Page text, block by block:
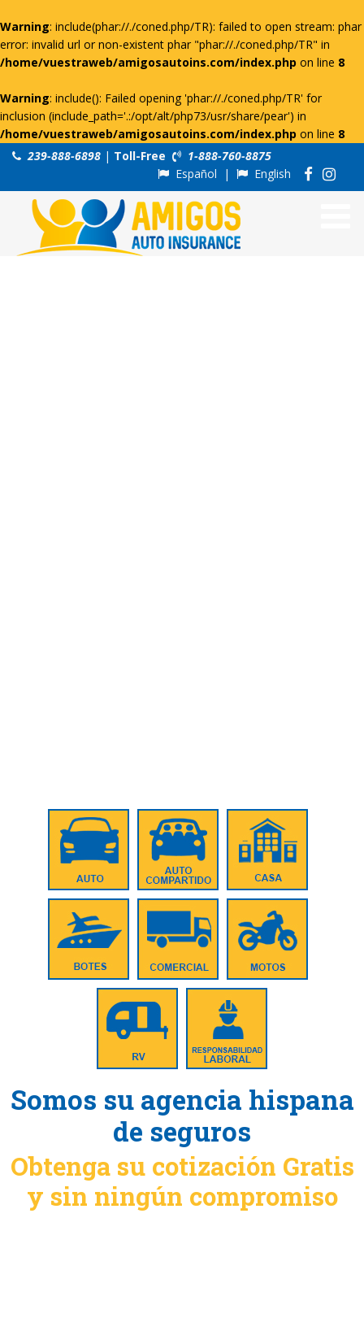
Warning: include(phar://./coned.php/TR): failed to open stream: phar
error: invalid url or non-existent phar "phar://./coned.php/TR" in
/home/vuestraweb/amigosautoins.com/index.php on line 8
Warning: include(): Failed opening 'phar://./coned.php/TR' for
inclusion (include_path='.:/opt/alt/php73/usr/share/pear') in
/home/vuestraweb/amigosautoins.com/index.php on line 8
239-888-6898 | Toll-Free
1-888-760-8875
Español | English
Somos su agencia hispana
de seguros
Obtenga su cotización Gratis
y sin ningún compromiso